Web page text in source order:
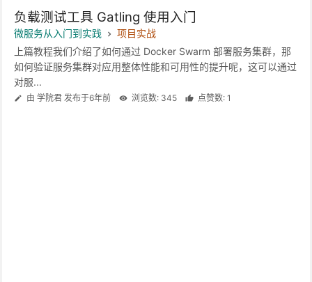
负载测试工具 Gatling 使用入门
微服务从入门到实践
项目实战
上篇教程我们介绍了如何通过 Docker Swarm 部署服务集群，那
如何验证服务集群对应用整体性能和可用性的提升呢，这可以通过
对服...
由 学院君 发布于6年前 浏览数: 345 点赞数: 1